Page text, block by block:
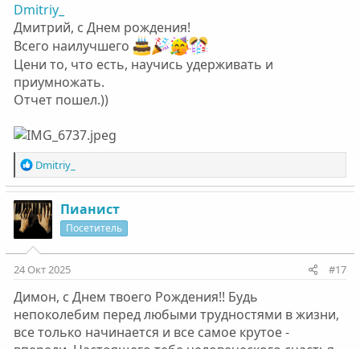
Dmitriy_
Дмитрий, с Днем рождения!
Всего наилучшего
Цени то, что есть, научись удерживать и
приумножать.
Отчет пошел.))
Р
е
а
к
ц
и
и
:
Dmitriy_
Пианист
Посетитель
24 Окт 2025 #17
Димон, с Днем твоего Рождения!! Будь
непоколебим перед любыми трудностями в жизни,
все только начинается и все самое крутое -